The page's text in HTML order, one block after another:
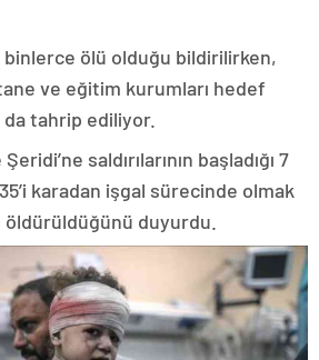
binlerce ölü olduğu bildirilirken,
ve eğitim kurumları hedef
da tahrip ediliyor.
saldırılarının başladığı 7
karadan işgal sürecinde olmak
duyurdu.